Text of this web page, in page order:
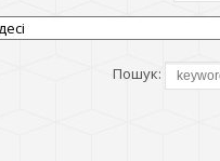
Пошук: